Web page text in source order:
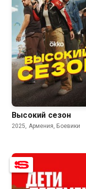
7.2 6.4
Высокий сезон
2025, Армения, Боевики